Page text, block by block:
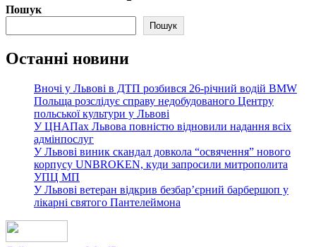
Пошук
Пошук
Останні новини
Вночі у Львові в ДТП розбився 26-річний водій BMW
Польща розслідує справу недобудованого Центру
польської культури у Львові
У ЦНАПах Львова повністю відновили надання всіх
адмінпослуг
У Львові виник скандал довкола “освячення” нового
корпусу UNBROKEN, куди запросили митрополита
УПЦ МП
У Львові ветеран відкрив безбар’єрний барбершоп у
лікарні святого Пантелеймона